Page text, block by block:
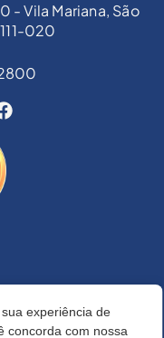
- Vila Mariana, São
020
experiência de
concorda com nossa